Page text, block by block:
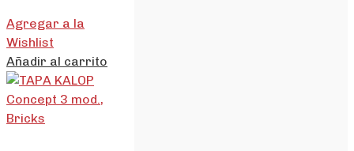
Agregar a la
Wishlist
Añadir al carrito